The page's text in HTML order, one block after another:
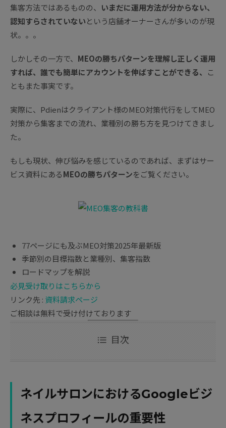
集客方法ではあるものの、 いまだに運用方法が分からない、
認知すらされていないという店舗オーナーさんが多いのが現
状。。。
しかしその一方で、 MEOの勝ちパターンを理解し正しく運用
すれば、誰でも簡単にアカウントを伸ばすことができる、
こ
ともまた事実です。
実際に、Pdienはクライアント様のMEO対策代行をしてMEO
対策から集客までの流れ、業種別の勝ち方を見つけてきまし
た。
もしも現状、伸び悩みを感じているのであれば、まずはサー
ビス資料にあるMEOの勝ちパターンをご覧ください。
77ページにも及ぶMEO対策2025年最新版
季節別の目標指数と業種別、集客指数
ロードマップを解説
必見受け取りはこちらから
リンク先 : 資料請求ページ
ご相談は無料で受け付けております
目次
ネイルサロンにおけるGoogleビジ
ネスプロフィールの重要性